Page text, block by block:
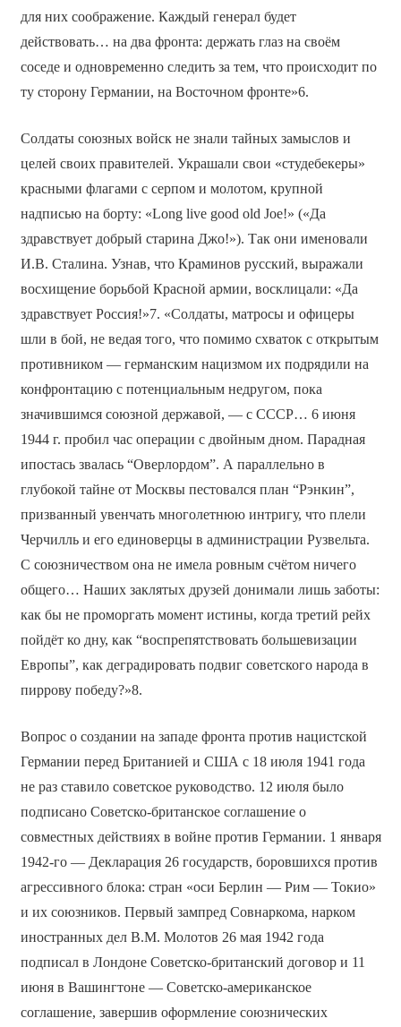
для них соображение. Каждый генерал будет
действовать… на два фронта: держать глаз на своём
соседе и одновременно следить за тем, что происходит по
ту сторону Германии, на Восточном фронте»6.
Солдаты союзных войск не знали тайных замыслов и
целей своих правителей. Украшали свои «студебекеры»
красными флагами с серпом и молотом, крупной
надписью на борту: «Long live good old Joe!» («Да
здравствует добрый старина Джо!»). Так они именовали
И.В. Сталина. Узнав, что Краминов русский, выражали
восхищение борьбой Красной армии, восклицали: «Да
здравствует Россия!»7. «Солдаты, матросы и офицеры
шли в бой, не ведая того, что помимо схваток с открытым
противником — германским нацизмом их подрядили на
конфронтацию с потенциальным недругом, пока
значившимся союзной державой, — с СССР… 6 июня
1944 г. пробил час операции с двойным дном. Парадная
ипостась звалась “Оверлордом”. А параллельно в
глубокой тайне от Москвы пестовался план “Рэнкин”,
призванный увенчать многолетнюю интригу, что плели
Черчилль и его единоверцы в администрации Рузвельта.
С союзничеством она не имела ровным счётом ничего
общего… Наших заклятых друзей донимали лишь заботы:
как бы не проморгать момент истины, когда третий рейх
пойдёт ко дну, как “воспрепятствовать большевизации
Европы”, как деградировать подвиг советского народа в
пиррову победу?»8.
Вопрос о создании на западе фронта против нацистской
Германии перед Британией и США с 18 июля 1941 года
не раз ставило советское руководство. 12 июля было
подписано Советско-британское соглашение о
совместных действиях в войне против Германии. 1 января
1942-го — Декларация 26 государств, боровшихся против
агрессивного блока: стран «оси Берлин — Рим — Токио»
и их союзников. Первый зампред Совнаркома, нарком
иностранных дел В.М. Молотов 26 мая 1942 года
подписал в Лондоне Советско-британский договор и 11
июня в Вашингтоне — Советско-американское
соглашение, завершив оформление союзнических